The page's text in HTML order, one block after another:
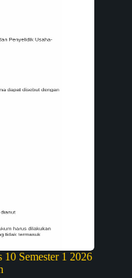
Semester 1 2026